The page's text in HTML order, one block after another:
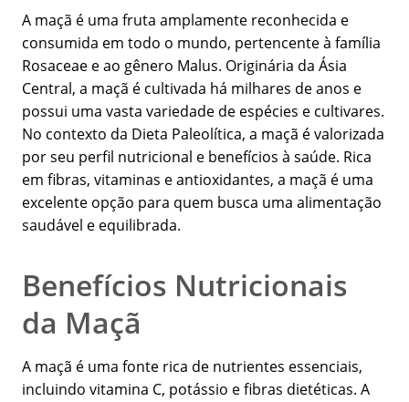
A maçã é uma fruta amplamente reconhecida e
consumida em todo o mundo, pertencente à família
Rosaceae e ao gênero Malus. Originária da Ásia
Central, a maçã é cultivada há milhares de anos e
possui uma vasta variedade de espécies e cultivares.
No contexto da Dieta Paleolítica, a maçã é valorizada
por seu perfil nutricional e benefícios à saúde. Rica
em fibras, vitaminas e antioxidantes, a maçã é uma
excelente opção para quem busca uma alimentação
saudável e equilibrada.
Benefícios Nutricionais
da Maçã
A maçã é uma fonte rica de nutrientes essenciais,
incluindo vitamina C, potássio e fibras dietéticas. A